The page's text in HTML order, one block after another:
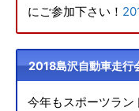
にご参加下さい！
2018島沢自動車走行
今年もスポーツラン